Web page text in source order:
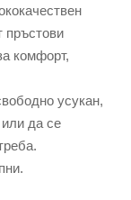
пръстови
комфорт,
усукан,
да се